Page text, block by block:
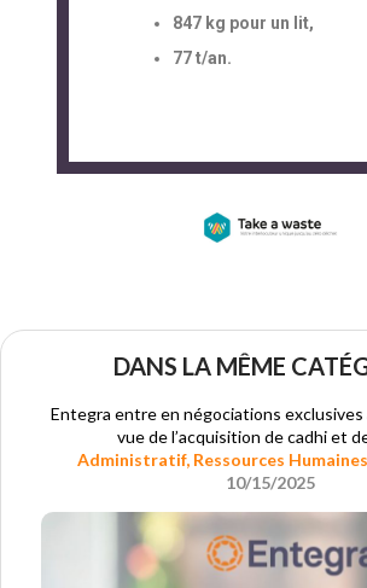
847 kg pour un lit,
77 t/an.
DANS LA MÊME
Entegra entre en négociations exclusives
vue de l’acquisition de cadhi et
Administratif, Ressources Humaines
10/15/2025